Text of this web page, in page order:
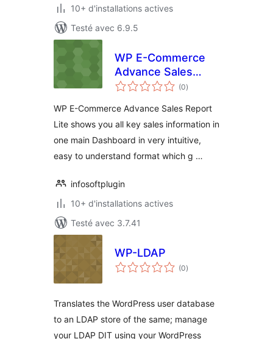
10+ d'installations actives
Testé avec 6.9.5
WP E-Commerce
Advance Sales
Report Lite (0notes
en
)
WP E-Commerce Advance Sales Report
Lite shows you all key sales information in
one main Dashboard in very intuitive,
easy to understand format which g …
infosoftplugin
10+ d'installations actives
Testé avec 3.7.41
WP-LDAP
(0notes
en
)
Translates the WordPress user database
to an LDAP store of the same; manage
your LDAP DIT using your WordPress